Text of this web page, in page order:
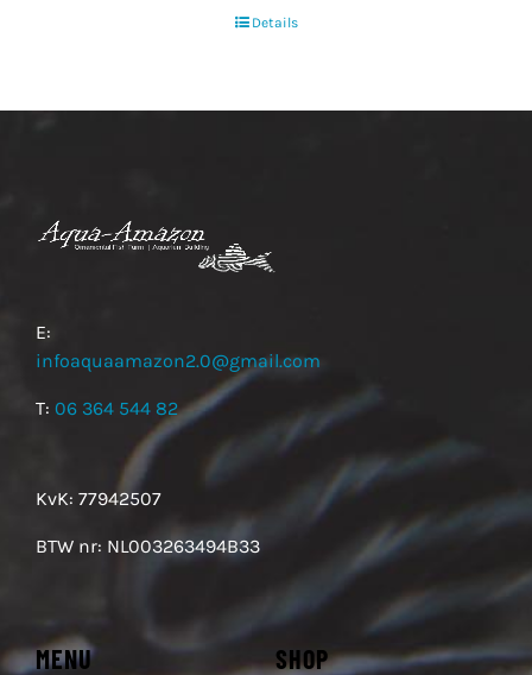
Details
E:
infoaquaamazon2.0@gmail.com
T: 06 364 544 82
KvK: 77942507
BTW nr: NL003263494B33
MENU SHOP